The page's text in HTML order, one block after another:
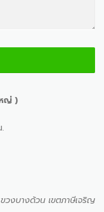
ญ่ )
งบางด้วน เขตภาษีเจริญ